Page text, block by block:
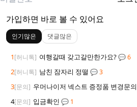
가입하면 바로 볼 수 있어요
인기많은 댓글많은
1[허니톡] 여행갈때 갖고갈만한가요?💬 6
2[허니톡] 남친 잠자리 정떨 💬 3
3[문의] 우머나이저 넥스트 증정품 변경문의
4[문의] 입금확인 💬 1